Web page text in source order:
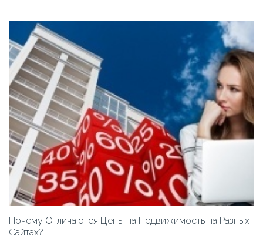
Почему Отличаются Цены на Недвижимость на Разных
Сайтах?